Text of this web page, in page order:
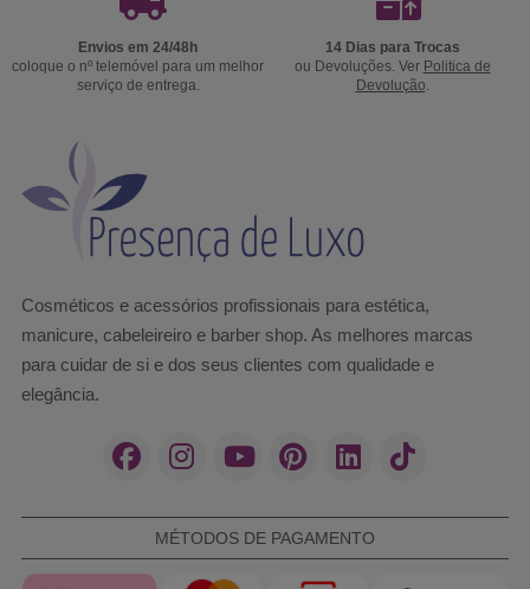
Envios em 24/48h
coloque o nº telemóvel para um melhor
serviço de entrega.
14 Dias para Trocas
ou Devoluções. Ver Politica de
Devolução.
Cosméticos e acessórios profissionais para estética,
manicure, cabeleireiro e barber shop. As melhores marcas
para cuidar de si e dos seus clientes com qualidade e
elegância.
MÉTODOS DE PAGAMENTO